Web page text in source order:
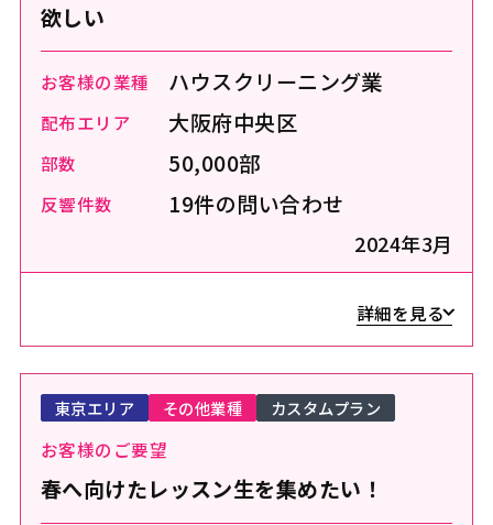
欲しい
お客様の業種 ハウスクリーニング業
配布エリア 大阪府中央区
部数 50,000部
反響件数 19件の問い合わせ
2024年3月
詳細を見る
お客様のご要望
春へ向けたレッスン生を集めたい！
東京エリア その他業種 カスタムプラン